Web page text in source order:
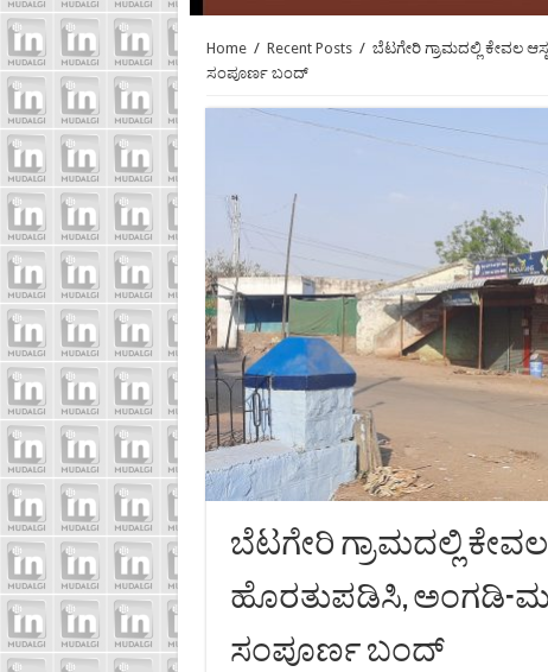
Home / Recent Posts / ಬೆಟಗೇರಿ ಗ್ರಾಮದಲ್ಲಿ ಕೇವಲ
ಸಂಪೂರ್ಣ ಬಂದ್
ಬೆಟಗೇರಿ ಗ್ರಾಮದಲ್ಲಿ
ಹೊರತುಪಡಿಸಿ, ಅಂಗಡಿ-
ಸಂಪೂರ್ಣ ಬಂದ್